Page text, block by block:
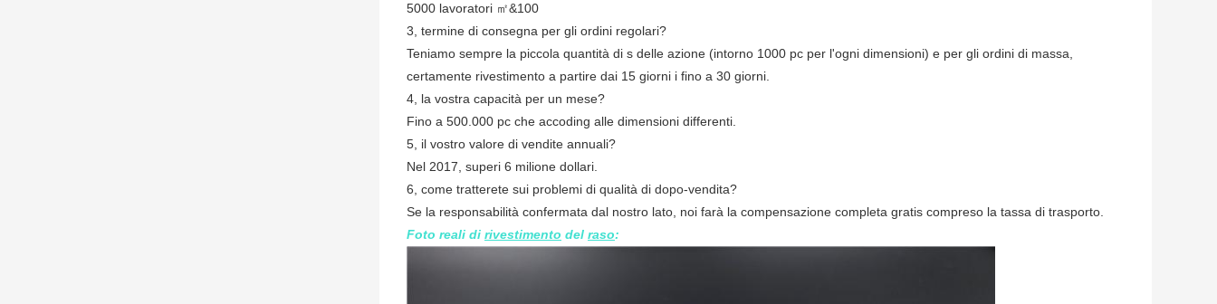
5000 lavoratori ㎡&100
3, termine di consegna per gli ordini regolari?
Teniamo sempre la piccola quantità di s delle azione (intorno 1000 pc per l'ogni dimensioni) e per gli ordini di massa,
certamente rivestimento a partire dai 15 giorni i fino a 30 giorni.
4, la vostra capacità per un mese?
Fino a 500.000 pc che accoding alle dimensioni differenti.
5, il vostro valore di vendite annuali?
Nel 2017, superi 6 milione dollari.
6, come tratterete sui problemi di qualità di dopo-vendita?
Se la responsabilità confermata dal nostro lato, noi farà la compensazione completa gratis compreso la tassa di trasporto.
Foto reali di rivestimento del raso: